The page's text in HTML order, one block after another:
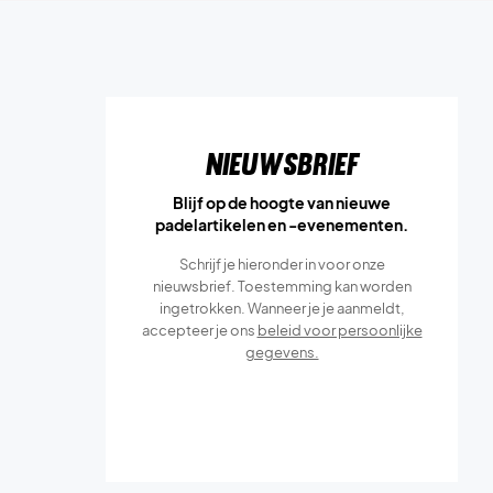
Nieuwsbrief
Blijf op de hoogte van nieuwe
padelartikelen en -evenementen.
Schrijf je hieronder in voor onze
nieuwsbrief. Toestemming kan worden
ingetrokken. Wanneer je je aanmeldt,
accepteer je ons beleid voor persoonlijke
gegevens.